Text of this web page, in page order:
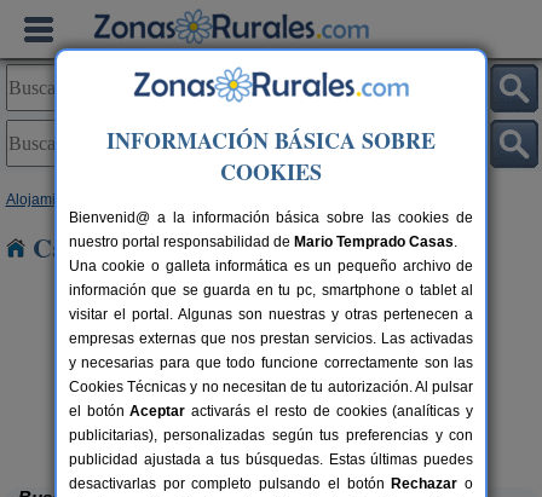
Alojamientos
Casas Rurales cerca de Coaxe
12+1 pers.
desde32 €
Casal de Folgueiras
Meis (Pontevedra)
INFORMACIÓN BÁSICA SOBRE
COOKIES
Bienvenid@ a la información básica sobre las cookies de
nuestro portal responsabilidad de Mario Temprado Casas.
Una cookie o galleta informática es un pequeño archivo de
información que se guarda en tu pc, smartphone o tablet al
visitar el portal. Algunas son nuestras y otras pertenecen a
empresas externas que nos prestan servicios. Las activadas
y necesarias para que todo funcione correctamente son las
Cookies Técnicas y no necesitan de tu autorización. Al pulsar
el botónAceptar activarás el resto de cookies (analíticas y
publicitarias), personalizadas según tus preferencias y con
publicidad ajustada a tus búsquedas. Estas últimas puedes
desactivarlas por completo pulsando el botón Rechazar o